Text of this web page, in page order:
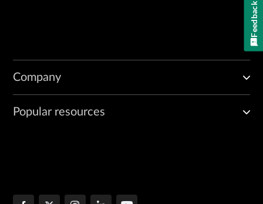
Company
Popular resources
Feedback